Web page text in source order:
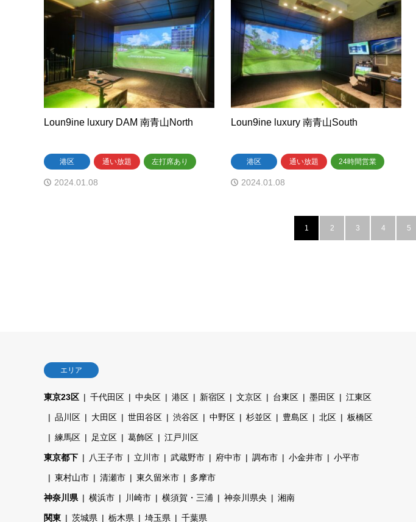
Loun9ine luxury DAM 南青山North
港区 通い放題 左打席あり
2024.01.08
Loun9ine luxury 南青山South
港区 通い放題 24時間営業
2024.01.08
1 2 3 4 5
エリア
東京23区 千代田区 中央区 港区 新宿区 文京区 台東区 墨田区 江東区
品川区 大田区 世田谷区 渋谷区 中野区 杉並区 豊島区 北区 板橋区
練馬区 足立区 葛飾区 江戸川区
東京都下 八王子市 立川市 武蔵野市 府中市 調布市 小金井市 小平市
東村山市 清瀬市 東久留米市 多摩市
神奈川県 横浜市 川崎市 横須賀・三浦 神奈川県央 湘南
関東 茨城県 栃木県 埼玉県 千葉県